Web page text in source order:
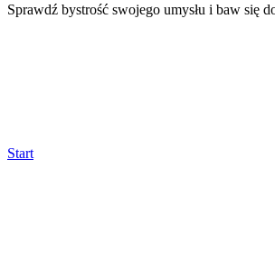
Sprawdź bystrość swojego umysłu i baw się
Start